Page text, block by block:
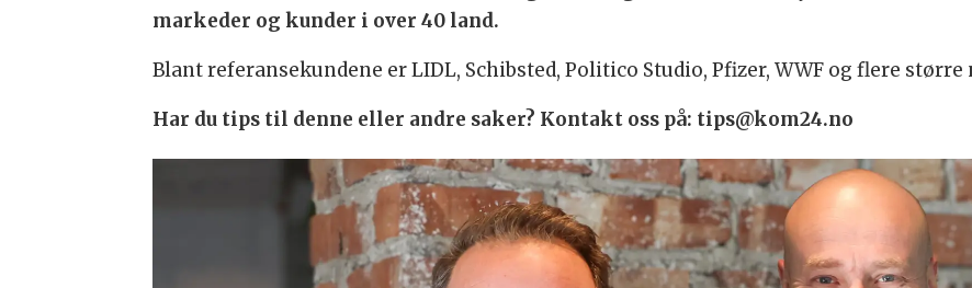
markeder og kunder i over 40 land.
Blant referansekundene er LIDL, Schibsted, Politico Studio, Pfizer, WWF og flere
Har du tips til denne eller andre saker? Kontakt oss på: tips@kom24.no